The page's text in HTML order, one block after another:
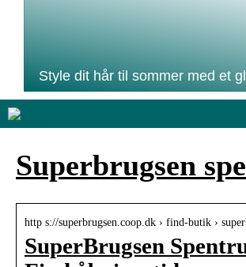
Style dit hår til sommer med et
Superbrugsen
http s://superbrugsen.coop.dk › find-butik ›
SuperBrugsen